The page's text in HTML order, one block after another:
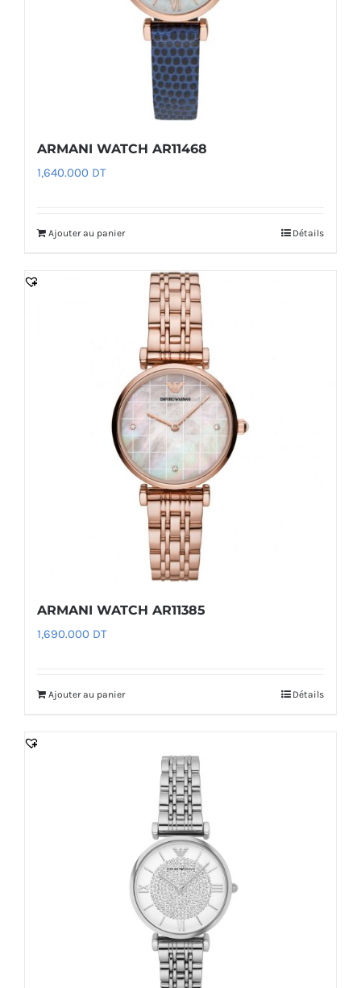
ARMANI WATCH AR11468
1,640.000 DT
Ajouter au panier Détails
ARMANI WATCH AR11385
1,690.000 DT
Ajouter au panier Détails